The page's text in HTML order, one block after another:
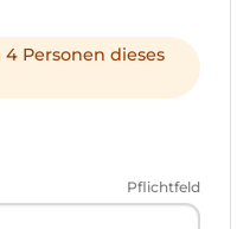
Personen dieses
Pflichtfeld